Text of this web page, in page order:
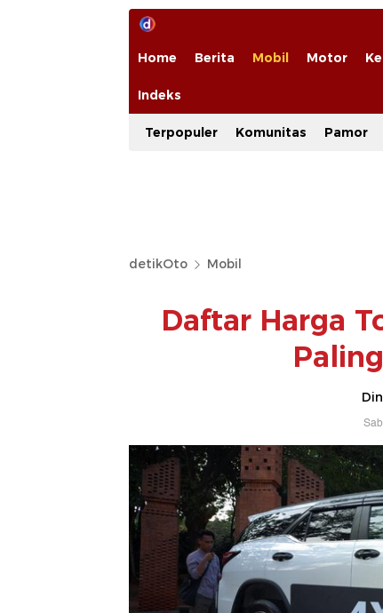
Home Berita Mobil Motor
Indeks
Terpopuler Komunitas Pamor
detikOto Mobil
Daftar Harga